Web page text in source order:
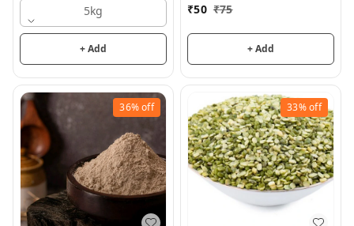
5kg
+ Add
₹50 ₹75
+ Add
36%off 33%off